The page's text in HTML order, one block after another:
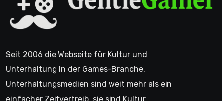
Seit 2006 die Webseite für Kultur und
Unterhaltung in der Games-Branche.
Unterhaltungsmedien sind weit mehr als ein
einfacher Zeitvertreib, sie sind Kultur.